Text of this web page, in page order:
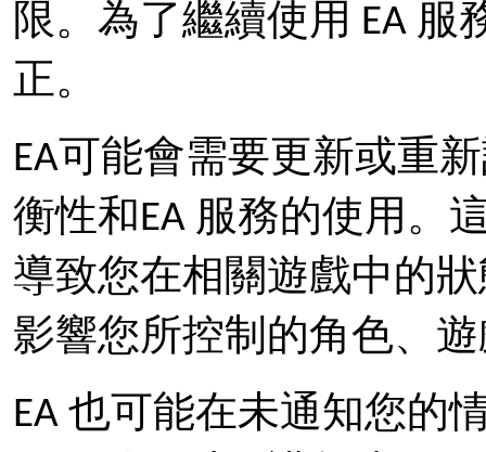
限。為了繼續使用 EA
正。
EA可能會需要更新或重
衡性和EA 服務的使用。
導致您在相關遊戲中的
影響您所控制的角色、
EA 也可能在未通知您的